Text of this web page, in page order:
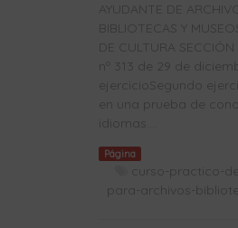
AYUDANTE DE
BIBLIOTECAS Y
DE CULTURA
nº 313 de 29 de
ejercicioSegundo
en una prueba de
idiomas....
Página
curso-practico-
para-archivos-